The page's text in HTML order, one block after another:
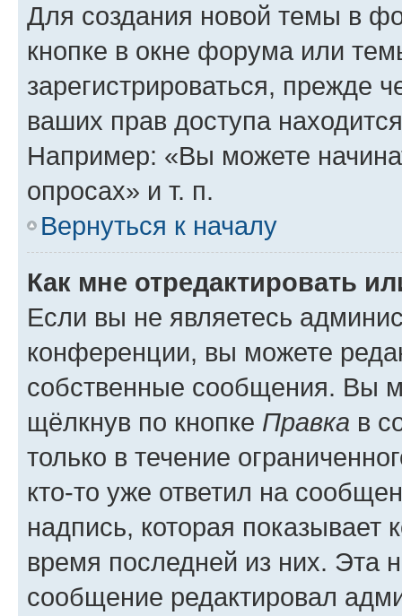
Для создания новой темы в
кнопке в окне форума или
зарегистрироваться, прежде
ваших прав доступа
Например: «Вы можете
опросах» и т. п.
Вернуться к началу
Как мне отредактировать
Если вы не являетесь
конференции, вы можете
собственные сообщения. Вы
щёлкнув по кнопке Правка в
только в течение
кто-то уже ответил на
надпись, которая показывает
время последней из них. Эта
сообщение редактировал